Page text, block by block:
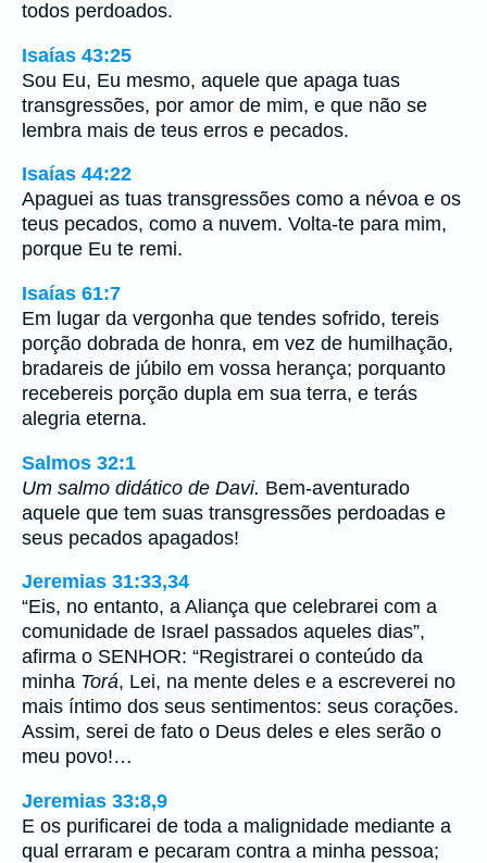
todos perdoados.
Isaías 43:25
Sou Eu, Eu mesmo, aquele que apaga tuas
transgressões, por amor de mim, e que não se
lembra mais de teus erros e pecados.
Isaías 44:22
Apaguei as tuas transgressões como a névoa e os
teus pecados, como a nuvem. Volta-te para mim,
porque Eu te remi.
Isaías 61:7
Em lugar da vergonha que tendes sofrido, tereis
porção dobrada de honra, em vez de humilhação,
bradareis de júbilo em vossa herança; porquanto
recebereis porção dupla em sua terra, e terás
alegria eterna.
Salmos 32:1
Um salmo didático de Davi. Bem-aventurado
aquele que tem suas transgressões perdoadas e
seus pecados apagados!
Jeremias 31:33,34
“Eis, no entanto, a Aliança que celebrarei com a
comunidade de Israel passados aqueles dias”,
afirma o SENHOR: “Registrarei o conteúdo da
minha Torá, Lei, na mente deles e a escreverei no
mais íntimo dos seus sentimentos: seus corações.
Assim, serei de fato o Deus deles e eles serão o
meu povo!…
Jeremias 33:8,9
E os purificarei de toda a malignidade mediante a
qual erraram e pecaram contra a minha pessoa;